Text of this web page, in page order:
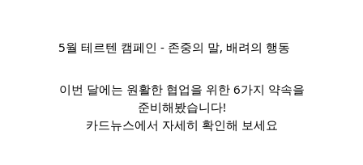
5월 테르텐 캠페인 - 존중의 말, 배려의 행동
이번 달에는 원활한 협업을 위한 6가지 약속을
준비해봤습니다!
카드뉴스에서 자세히 확인해 보세요